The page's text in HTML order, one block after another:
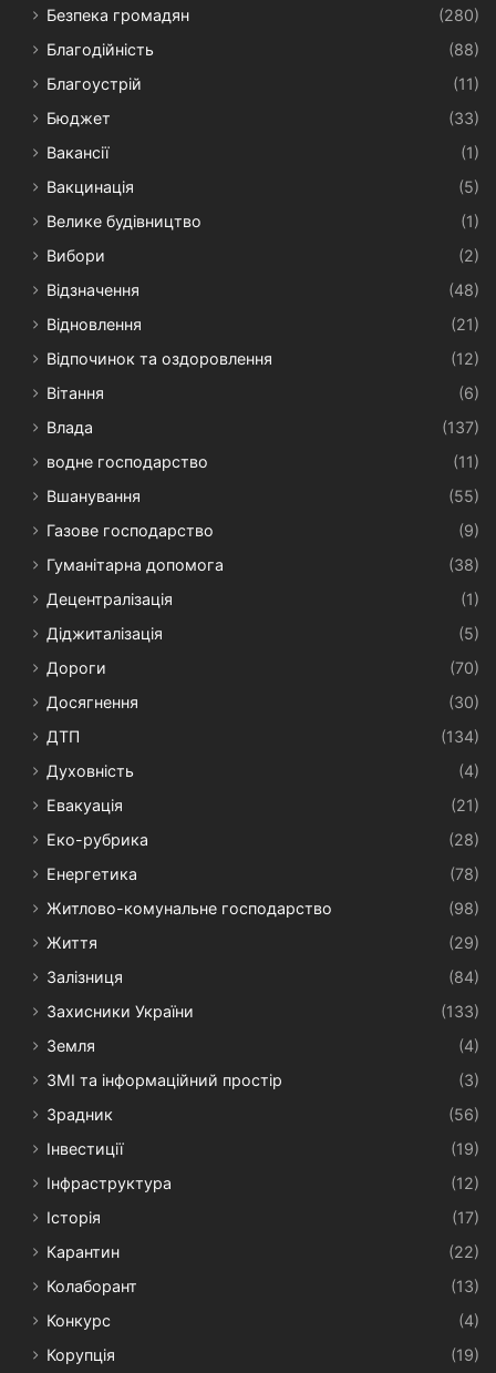
Безпека громадян
(280)
Благодійність
(88)
Благоустрій
(11)
Бюджет
(33)
Вакансії
(1)
Вакцинація
(5)
Велике будівництво
(1)
Вибори
(2)
Відзначення
(48)
Відновлення
(21)
Відпочинок та оздоровлення
(12)
Вітання
(6)
Влада
(137)
водне господарство
(11)
Вшанування
(55)
Газове господарство
(9)
Гуманітарна допомога
(38)
Децентралізація
(1)
Діджиталізація
(5)
Дороги
(70)
Досягнення
(30)
ДТП
(134)
Духовність
(4)
Евакуація
(21)
Еко-рубрика
(28)
Енергетика
(78)
Житлово-комунальне господарство
(98)
Життя
(29)
Залізниця
(84)
Захисники України
(133)
Земля
(4)
ЗМІ та інформаційний простір
(3)
Зрадник
(56)
Інвестиції
(19)
Інфраструктура
(12)
Історія
(17)
Карантин
(22)
Колаборант
(13)
Конкурс
(4)
Корупція
(19)